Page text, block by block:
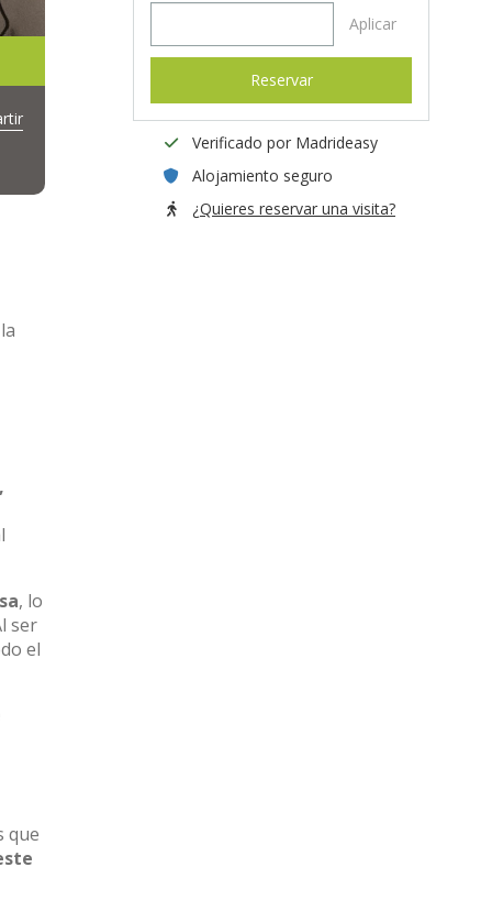
, lo
ser
el
que
Aplicar
Reservar
Verificado por Madrideasy
Alojamiento seguro
¿Quieres reservar una visita?